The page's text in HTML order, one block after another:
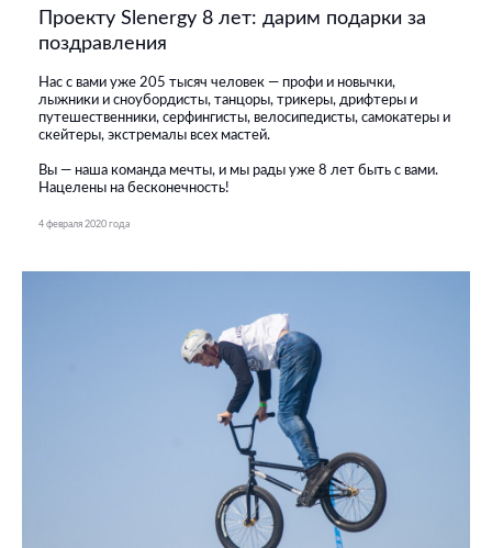
Проекту Slenergy 8 лет: дарим подарки за
поздравления
Нас с вами уже 205 тысяч человек — профи и новычки,
лыжники и сноубордисты, танцоры, трикеры, дрифтеры и
путешественники, серфингисты, велосипедисты, самокатеры и
скейтеры, экстремалы всех мастей.
Вы — наша команда мечты, и мы рады уже 8 лет быть с вами.
Нацелены на бесконечность!
4 февраля 2020 года